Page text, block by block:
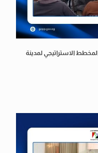
الاستراتيجي لمدينة